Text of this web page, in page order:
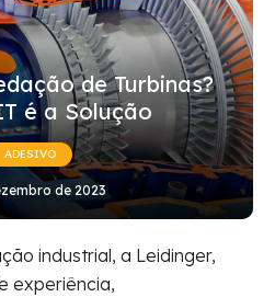
de Turbinas?
é a Solução
ADESIVO
de 2023
industrial, a Leidinger,
experiência,